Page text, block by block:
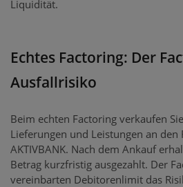
Liquidität.
Echtes Factoring: Der
Ausfallrisiko
Beim echten Factoring verkaufen
Lieferungen und Leistungen an den
AKTIVBANK. Nach dem Ankauf
Betrag kurzfristig ausgezahlt. Der
vereinbarten Debitorenlimit das